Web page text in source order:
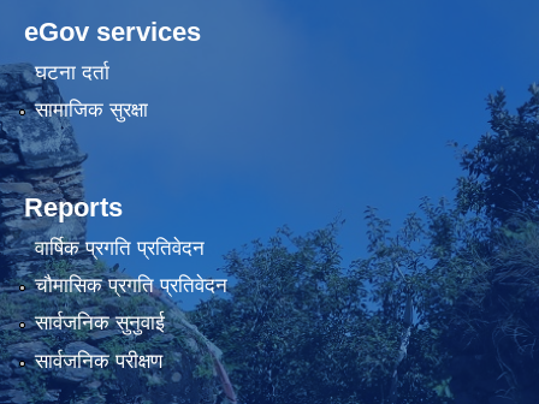
eGov services
घटना दर्ता
सामाजिक सुरक्षा
Reports
वार्षिक प्रगति प्रतिवेदन
चौमासिक प्रगति प्रतिवेदन
सार्वजनिक सुनुवाई
सार्वजनिक परीक्षण